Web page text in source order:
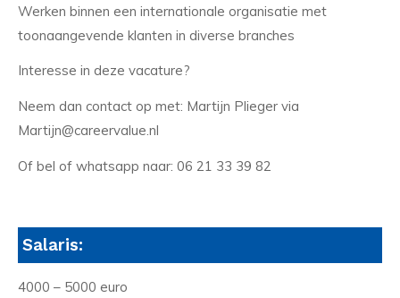
Werken binnen een internationale organisatie met
toonaangevende klanten in diverse branches
Interesse in deze vacature?
Neem dan contact op met: Martijn Plieger via
Martijn@careervalue.nl
Of bel of whatsapp naar: 06 21 33 39 82
Salaris:
4000 – 5000 euro